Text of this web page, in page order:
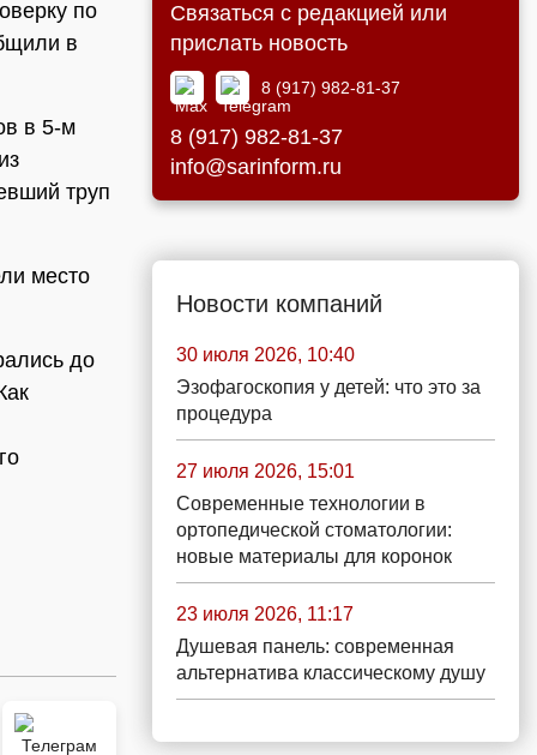
по
в
в 5-м
труп
место
до
Связаться с редакцией или
прислать новость
8 (917) 982-81-37
8 (917) 982-81-37
info@sarinform.ru
Новости компаний
30 июля 2026, 10:40
Эзофагоскопия у детей: что это за
процедура
27 июля 2026, 15:01
Современные технологии в
ортопедической стоматологии:
новые материалы для коронок
23 июля 2026, 11:17
Душевая панель: современная
альтернатива классическому душу